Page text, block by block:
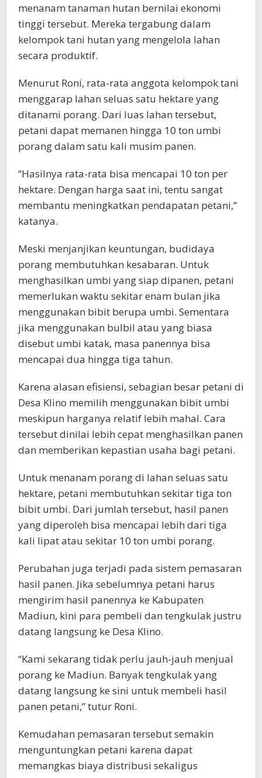
menanam tanaman hutan bernilai ekonomi
tinggi tersebut. Mereka tergabung dalam
kelompok tani hutan yang mengelola lahan
secara produktif.
Menurut Roni, rata-rata anggota kelompok tani
menggarap lahan seluas satu hektare yang
ditanami porang. Dari luas lahan tersebut,
petani dapat memanen hingga 10 ton umbi
porang dalam satu kali musim panen.
“Hasilnya rata-rata bisa mencapai 10 ton per
hektare. Dengan harga saat ini, tentu sangat
membantu meningkatkan pendapatan petani,”
katanya.
Meski menjanjikan keuntungan, budidaya
porang membutuhkan kesabaran. Untuk
menghasilkan umbi yang siap dipanen, petani
memerlukan waktu sekitar enam bulan jika
menggunakan bibit berupa umbi. Sementara
jika menggunakan bulbil atau yang biasa
disebut umbi katak, masa panennya bisa
mencapai dua hingga tiga tahun.
Karena alasan efisiensi, sebagian besar petani di
Desa Klino memilih menggunakan bibit umbi
meskipun harganya relatif lebih mahal. Cara
tersebut dinilai lebih cepat menghasilkan panen
dan memberikan kepastian usaha bagi petani.
Untuk menanam porang di lahan seluas satu
hektare, petani membutuhkan sekitar tiga ton
bibit umbi. Dari jumlah tersebut, hasil panen
yang diperoleh bisa mencapai lebih dari tiga
kali lipat atau sekitar 10 ton umbi porang.
Perubahan juga terjadi pada sistem pemasaran
hasil panen. Jika sebelumnya petani harus
mengirim hasil panennya ke Kabupaten
Madiun, kini para pembeli dan tengkulak justru
datang langsung ke Desa Klino.
“Kami sekarang tidak perlu jauh-jauh menjual
porang ke Madiun. Banyak tengkulak yang
datang langsung ke sini untuk membeli hasil
panen petani,” tutur Roni.
Kemudahan pemasaran tersebut semakin
menguntungkan petani karena dapat
memangkas biaya distribusi sekaligus